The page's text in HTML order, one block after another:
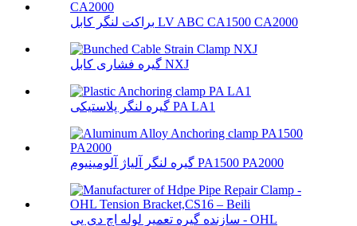
براکت لنگر کابل LV ABC CA1500 CA2000
گیره فشاری کابل NXJ
گیره لنگر پلاستیکی PA LA1
گیره لنگر آلیاژ آلومینیوم PA1500 PA2000
سازنده گیره تعمیر لوله اچ دی پی - OHL